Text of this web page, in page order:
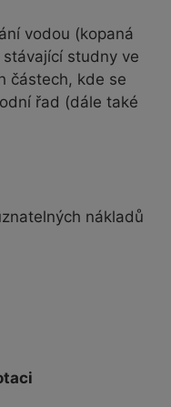
vodou (kopaná
studny ve
částech, kde se
řad (dále také
nákladů